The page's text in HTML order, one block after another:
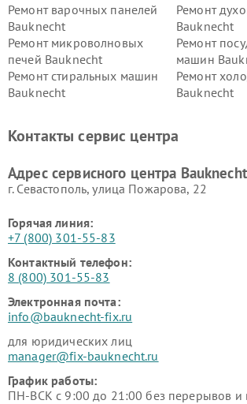
Ремонт варочных панелей
Bauknecht
Ремонт
Bauknecht
Ремонт микроволновых
печей Bauknecht
Ремонт
машин
Ремонт стиральных машин
Bauknecht
Ремонт
Bauknecht
Контакты сервис центра
Адрес сервисного центра
г. Севастополь, улица Пожарова, 22
Горячая линия:
+7 (800) 301-55-83
Контактный телефон:
8 (800) 301-55-83
Электронная почта:
info@bauknecht-fix.ru
для юридических лиц
manager@fix-bauknecht.ru
График работы:
ПН-ВСК с 9:00 до 21:00 без перерывов